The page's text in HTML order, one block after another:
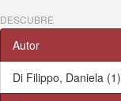
DESCUBRE
Autor
Di Filippo, Daniela (1)